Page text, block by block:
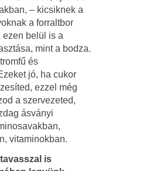
– kicsiknek a
a forraltbor
ezen belül is a
mint a bodza.
és
jó, ha cukor
ezzel még
a szervezeted,
ásványi
vitaminokban.
is